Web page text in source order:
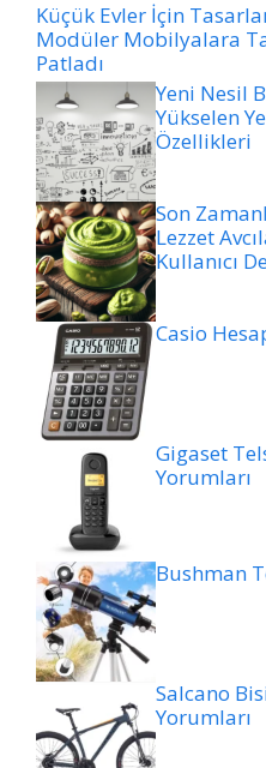
Küçük Evler İçin
Modüler Mobilyalara
Patladı
Yeni Nesil
Yükselen
Özellikleri
Son
Lezzet
Kullanıcı
Casio
Gigaset
Yorumları
Bushman
Salcano
Yorumları